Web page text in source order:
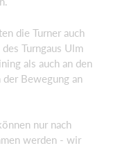
die Turner auch
Turngaus Ulm
als auch an den
Bewegung an
nur nach
werden - wir